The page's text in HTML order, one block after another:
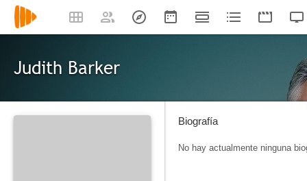
Judith Barker
Biografía
No hay actualmente ninguna